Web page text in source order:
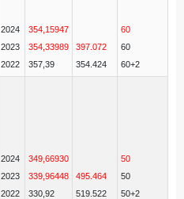
2024
2023
2022
354,15947
354,33989
357,39
397.072
354.424
60
60
60+2
2024
2023
2022
349,66930
339,96448
330,92
495.464
519.522
50
50
50+2